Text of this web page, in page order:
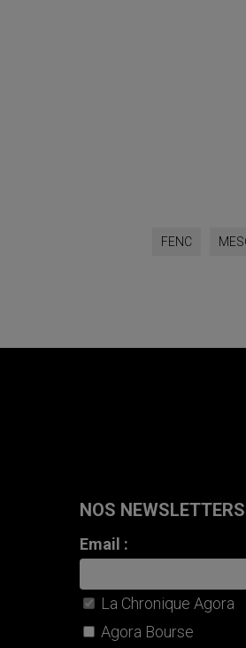
FENC
NOS NEWSLETTERS
Email :
La Chronique Agora
Agora Bourse